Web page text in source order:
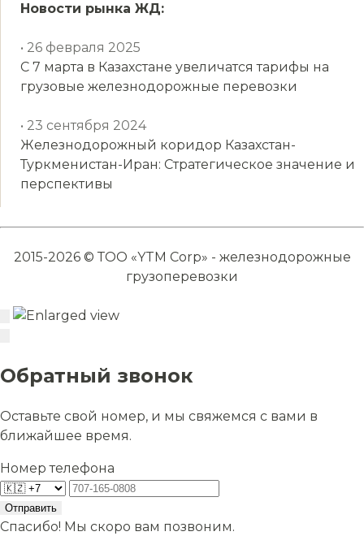
Новости рынка ЖД:
• 26 февраля 2025
С 7 марта в Казахстане увеличатся тарифы на
грузовые железнодорожные перевозки
• 23 сентября 2024
Железнодорожный коридор Казахстан-
Туркменистан-Иран: Стратегическое значение и
перспективы
2015-2026 © ТОО «YTM Corp» - железнодорожные
грузоперевозки
Обратный звонок
Оставьте свой номер, и мы свяжемся с вами в
ближайшее время.
Номер телефона
Отправить
Спасибо! Мы скоро вам позвоним.